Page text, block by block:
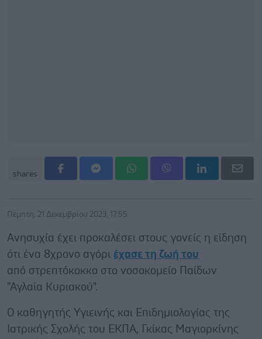
shares
Πέμπτη, 21 Δεκεμβρίου 2023, 17:55
Ανησυχία έχει προκαλέσει στους γονείς η είδηση
ότι ένα 8χρονο αγόρι έχασε τη ζωή του
από στρεπτόκοκκο στο νοσοκομείο Παίδων
"Αγλαΐα Κυριακού".
Ο καθηγητής Υγιεινής και Επιδημιολογίας της
Ιατρικής Σχολής του ΕΚΠΑ, Γκίκας Μαγιορκίνης